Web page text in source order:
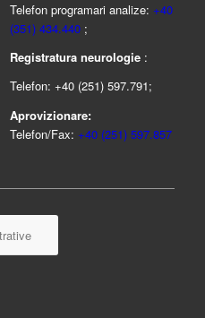
Telefon programari analize: +40
(351) 434.440 ;
Registratura neurologie :
Telefon: +40 (251) 597.791;
Aprovizionare:
Telefon/Fax: +40 (251) 597.857